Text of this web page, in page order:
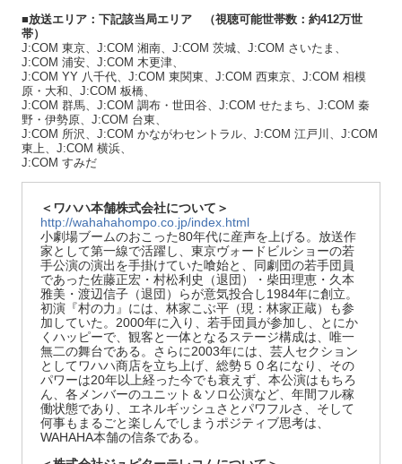
■放送エリア：下記該当局エリア （視聴可能世帯数：約412万世
帯）
J:COM 東京、J:COM 湘南、J:COM 茨城、J:COM さいたま、
J:COM 浦安、J:COM 木更津、
J:COM YY 八千代、J:COM 東関東、J:COM 西東京、J:COM 相模
原・大和、J:COM 板橋、
J:COM 群馬、J:COM 調布・世田谷、J:COM せたまち、J:COM 秦
野・伊勢原、J:COM 台東、
J:COM 所沢、J:COM かながわセントラル、J:COM 江戸川、J:COM
東上、J:COM 横浜、
J:COM すみだ
＜ワハハ本舗株式会社について＞
http://wahahahompo.co.jp/index.html
小劇場ブームのおこった80年代に産声を上げる。放送作
家として第一線で活躍し、東京ヴォードビルショーの若
手公演の演出を手掛けていた喰始と、同劇団の若手団員
であった佐藤正宏・村松利史（退団）・柴田理恵・久本
雅美・渡辺信子（退団）らが意気投合し1984年に創立。
初演『村の力』には、林家こぶ平（現：林家正蔵）も参
加していた。2000年に入り、若手団員が参加し、とにか
くハッピーで、観客と一体となるステージ構成は、唯一
無二の舞台である。さらに2003年には、芸人セクション
としてワハハ商店を立ち上げ、総勢５０名になり、その
パワーは20年以上経った今でも衰えず、本公演はもちろ
ん、各メンバーのユニット＆ソロ公演など、年間フル稼
働状態であり、エネルギッシュさとパワフルさ、そして
何事もまるごと楽しんでしまうポジティブ思考は、
WAHAHA本舗の信条である。